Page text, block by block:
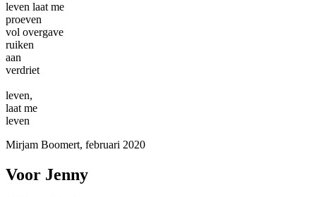
leven laat me
proeven
vol overgave
ruiken
aan
verdriet
leven,
laat me
leven
Mirjam Boomert, februari 2020
Voor Jenny